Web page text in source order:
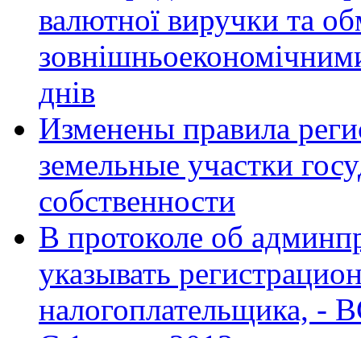
валютної виручки та
днів
Изменены правила
земельные участки
собственности
В протоколе об
указывать
налогоплательщика, -